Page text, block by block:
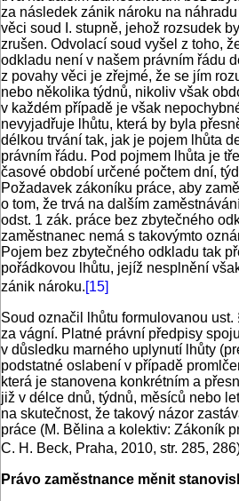
za následek zánik nároku na
věci soud I. stupně, jehož rozsudek
zrušen. Odvolací soud vyšel z toho,
odkladu není v našem právním řádu
z povahy věci je zřejmé, že se jím
nebo několika týdnů, nikoliv však
v každém případě je však
nevyjadřuje lhůtu, která by byla
délkou trvání tak, jak je pojem lhůta
právním řádu. Pod pojmem lhůta je
časové období určené počtem dní,
Požadavek zákoníku práce, aby
o tom, že trvá na dalším
odst. 1 zák. práce bez zbytečného
zaměstnanec nemá s takovýmto
Pojem bez zbytečného odkladu tak
pořádkovou lhůtu, jejíž nesplnění
zánik nároku.[15]
Soud označil lhůtu formulovanou ust.
za vágní. Platné právní předpisy
v důsledku marného uplynutí lhůty
podstatné oslabení v případě
která je stanovena konkrétním a
již v délce dnů, týdnů, měsíců nebo
na skutečnost, že takový názor
práce (M. Bělina a kolektiv: Zákoník
C. H. Beck, Praha, 2010, str. 285,
Právo zaměstnance měnit